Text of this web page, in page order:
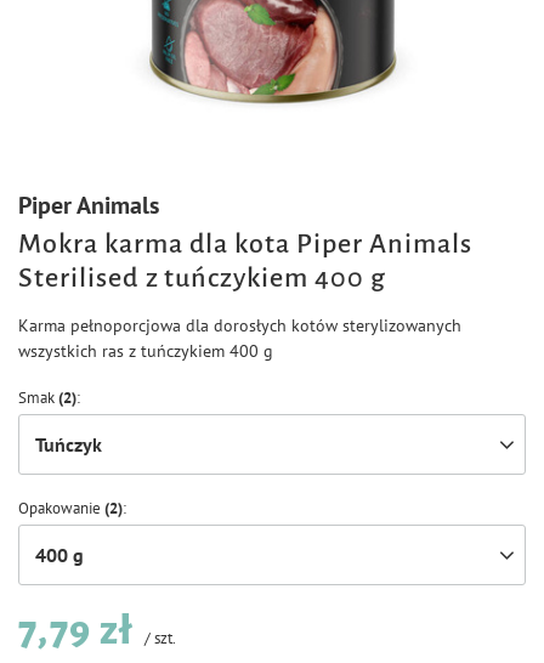
Piper Animals
Mokra karma dla kota Piper Animals
Sterilised z tuńczykiem 400 g
Karma pełnoporcjowa dla dorosłych kotów sterylizowanych
wszystkich ras z tuńczykiem 400 g
Smak(2)
Tuńczyk
Opakowanie (2)
400 g
7,79 zł /szt.